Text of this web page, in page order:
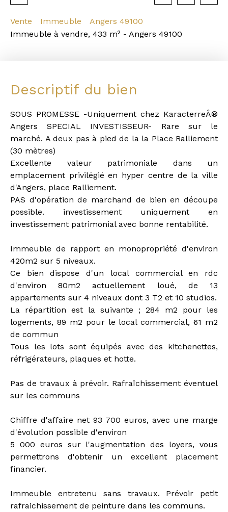
Vente Immeuble
Angers 49100
Immeuble à vendre, 433 m² - Angers 49100
Descriptif du bien
SOUS PROMESSE -Uniquement chez KaracterreÂ®
Angers SPECIAL INVESTISSEUR- Rare sur le
marché. A deux pas à pied de la la Place Ralliement
(30 mètres)
Excellente valeur patrimoniale dans un
emplacement privilégié en hyper centre de la ville
d'Angers, place Ralliement.
PAS d'opération de marchand de bien en découpe
possible. investissement uniquement en
investissement patrimonial avec bonne rentabilité.
Immeuble de rapport en monopropriété d'environ
420m2 sur 5 niveaux.
Ce bien dispose d'un local commercial en rdc
d'environ 80m2 actuellement loué, de 13
appartements sur 4 niveaux dont 3 T2 et 10 studios.
La répartition est la suivante ; 284 m2 pour les
logements, 89 m2 pour le local commercial, 61 m2
de commun
Tous les lots sont équipés avec des kitchenettes,
réfrigérateurs, plaques et hotte.
Pas de travaux à prévoir. Rafraîchissement éventuel
sur les communs
Chiffre d'affaire net 93 700 euros, avec une marge
d'évolution possible d'environ
5 000 euros sur l'augmentation des loyers, vous
permettrons d'obtenir un excellent placement
financier.
Immeuble entretenu sans travaux. Prévoir petit
rafraichissement de peinture dans les communs.